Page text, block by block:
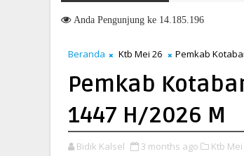
Soal Layanan di Kanwil BPN Provinsi NTT,
Anda Pengunjung ke 14.185.196
Beranda Ktb Mei 26 Pemkab
Pemkab
1447 H/2026 M
Bidik Kalsel 3 months ago Ktb Mei